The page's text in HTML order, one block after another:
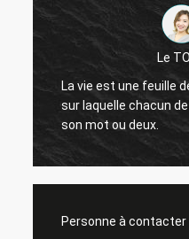
Le
La vie est une feuille
sur laquelle chacun
son mot ou deux.
Personne à contacter